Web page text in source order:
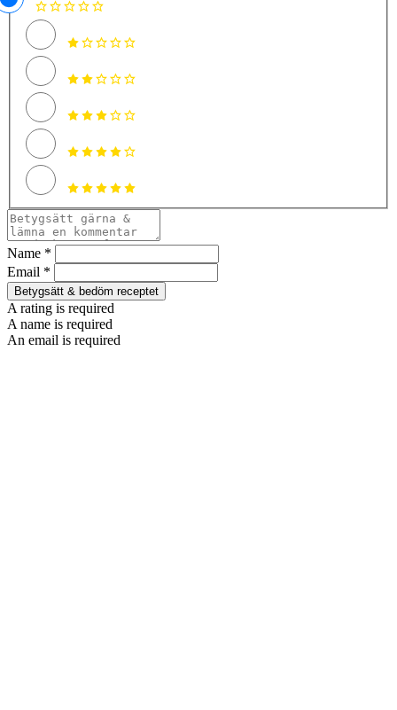
Name *
Email *
Betygsätt & bedöm receptet
A rating is required
A name is required
An email is required